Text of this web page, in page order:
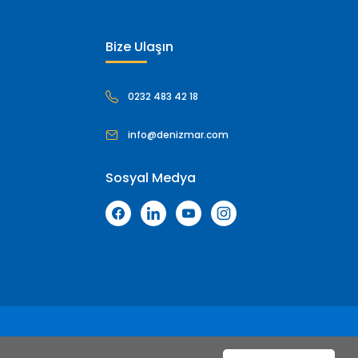
Bize Ulaşın
0232 483 42 18
info@denizmar.com
Sosyal Medya